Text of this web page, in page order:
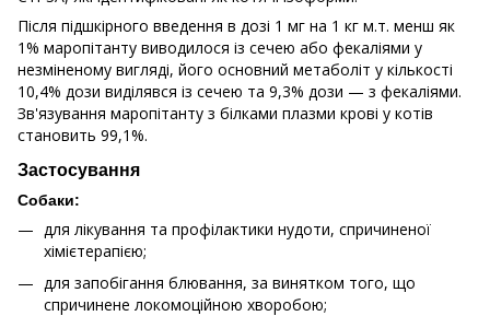
Після підшкірного введення в дозі 1 мг на 1 кг м.т. менш як
1% маропітанту виводилося із сечею або фекаліями у
незміненому вигляді, його основний метаболіт у кількості
10,4% дози виділявся із сечею та 9,3% дози — з фекаліями.
Зв'язування маропітанту з білками плазми крові у котів
становить 99,1%.
Застосування
Собаки:
для лікування та профілактики нудоти, спричиненої
хімієтерапією;
для запобігання блювання, за винятком того, що
спричинене локомоційною хворобою;